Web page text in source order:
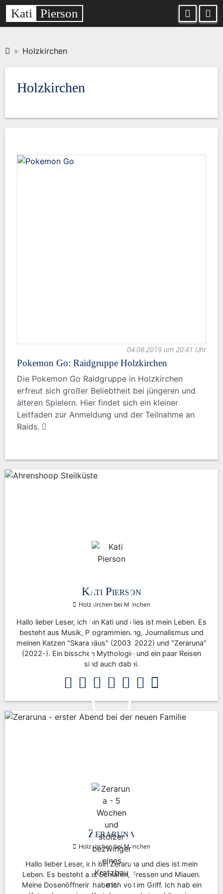
Holzkirchen
Holzkirchen
04.08.2019 um 20:41 Uhr
Pokemon Go: Raidgruppe Holzkirchen
Die Pokemon Go Raidgruppe in Holzkirchen
erfreut sich großer Beliebtheit bei jüngeren und
älteren Spielern. Hier findet sich ein kleiner
Leitfaden zur Anmeldung und der Teilnahme an
Raids.
Kati Pierson
Holzkirchen bei München
Hallo lieber Leser, ich bin Kati und dies ist mein Leben. Es
besteht aus Musik, Programmierung, Journalismus und
meinen Katzen "Skarabäus" (2003-2022) und "Zeraruna"
(2022-). Ein bisschen Mythologie und ein paar Reisen
sind auch dabei.
Zeraruna
Holzkirchen bei München
Hallo lieber Leser, ich bin Zeraruna und dies ist mein
Leben. Es besteht aus Schlafen, Fressen und Miauen.
Meine Dosenöffnerin habe ich voll im Griff. Ich hab ein
Kati Pierson